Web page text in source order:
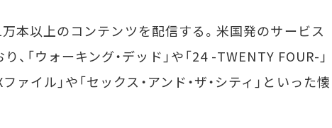
本以上のコンテンツを配信する。米国発のサービス
「ウォーキング・デッド」や「24 -TWENTY FOUR-」
ァイル」や「セックス・アンド・ザ・シティ」といった懐